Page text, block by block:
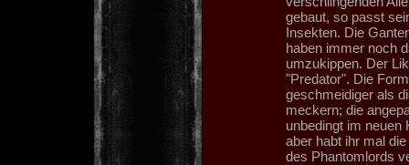
gebaut, so passt
Insekten. Die
haben immer noch
umzukippen. Der
"Predator". Die
geschmeidiger als
meckern; die
unbedingt im neuen
aber habt ihr mal
des Phantomlords